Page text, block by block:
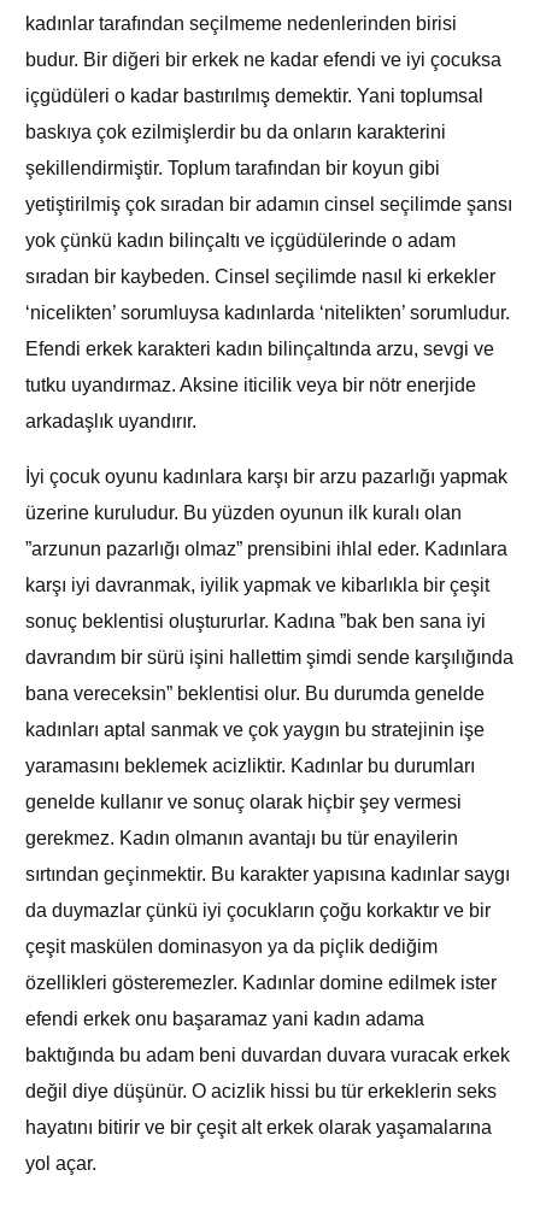
kadınlar tarafından seçilmeme nedenlerinden birisi
budur. Bir diğeri bir erkek ne kadar efendi ve iyi çocuksa
içgüdüleri o kadar bastırılmış demektir. Yani toplumsal
baskıya çok ezilmişlerdir bu da onların karakterini
şekillendirmiştir. Toplum tarafından bir koyun gibi
yetiştirilmiş çok sıradan bir adamın cinsel seçilimde şansı
yok çünkü kadın bilinçaltı ve içgüdülerinde o adam
sıradan bir kaybeden. Cinsel seçilimde nasıl ki erkekler
‘nicelikten’ sorumluysa kadınlarda ‘nitelikten’ sorumludur.
Efendi erkek karakteri kadın bilinçaltında arzu, sevgi ve
tutku uyandırmaz. Aksine iticilik veya bir nötr enerjide
arkadaşlık uyandırır.
İyi çocuk oyunu kadınlara karşı bir arzu pazarlığı yapmak
üzerine kuruludur. Bu yüzden oyunun ilk kuralı olan
”arzunun pazarlığı olmaz” prensibini ihlal eder. Kadınlara
karşı iyi davranmak, iyilik yapmak ve kibarlıkla bir çeşit
sonuç beklentisi oluştururlar. Kadına ”bak ben sana iyi
davrandım bir sürü işini hallettim şimdi sende karşılığında
bana vereceksin” beklentisi olur. Bu durumda genelde
kadınları aptal sanmak ve çok yaygın bu stratejinin işe
yaramasını beklemek acizliktir. Kadınlar bu durumları
genelde kullanır ve sonuç olarak hiçbir şey vermesi
gerekmez. Kadın olmanın avantajı bu tür enayilerin
sırtından geçinmektir. Bu karakter yapısına kadınlar saygı
da duymazlar çünkü iyi çocukların çoğu korkaktır ve bir
çeşit maskülen dominasyon ya da piçlik dediğim
özellikleri gösteremezler. Kadınlar domine edilmek ister
efendi erkek onu başaramaz yani kadın adama
baktığında bu adam beni duvardan duvara vuracak erkek
değil diye düşünür. O acizlik hissi bu tür erkeklerin seks
hayatını bitirir ve bir çeşit alt erkek olarak yaşamalarına
yol açar.